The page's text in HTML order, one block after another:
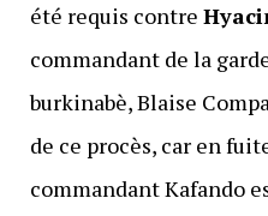
été requis contre
commandant de la
burkinabè, Blaise
de ce procès, car en
commandant Kafando